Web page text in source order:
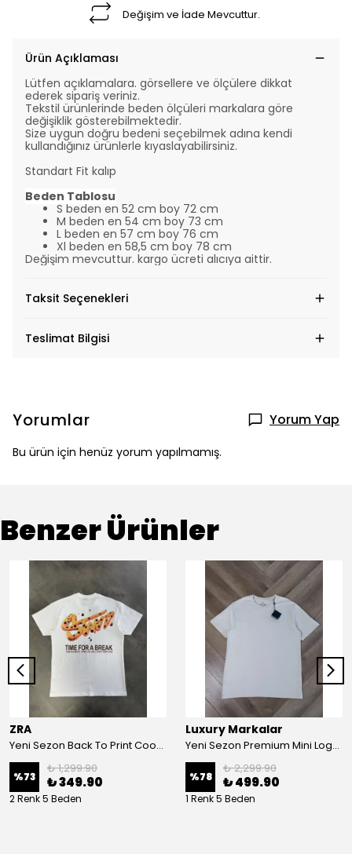
Değişim ve İade Mevcuttur.
Ürün Açıklaması
Lütfen açıklamalara. görsellere ve ölçülere dikkat
ederek sipariş veriniz.
Tekstil ürünlerinde beden ölçüleri markalara göre
değişiklik gösterebilmektedir.
Size uygun doğru bedeni seçebilmek adına kendi
kullandığınız ürünlerle kıyaslayabilirsiniz.
Standart Fit kalıp
Beden Tablosu
S beden en 52 cm boy 72 cm
M beden en 54 cm boy 73 cm
L beden en 57 cm boy 76 cm
Xl beden en 58,5 cm boy 78 cm
Değişim mevcuttur. kargo ücreti alıcıya aittir.
Taksit Seçenekleri
Teslimat Bilgisi
Yorumlar Yorum Yap
Bu ürün için henüz yorum yapılmamış.
Benzer Ürünler
ZRA
Yeni Sezon Back To Print Cookie T-shirt
%73
₺ 1,299.90
₺ 349.90
2 Renk 5 Beden
Luxury Markalar
Yeni Sezon Premium Mini Logo Kol Detaylı Basic-shirt
%78
₺ 2,299.90
₺ 499.90
1 Renk 5 Beden